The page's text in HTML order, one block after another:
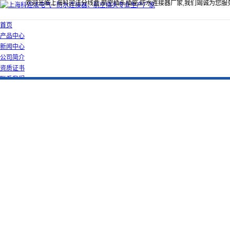
欢迎光临上海科迎法分线盒,航空插头插座,防水连接器厂家,我们竭诚为您服
首页
产品中心
新闻中心
公司简介
资质证书
联系我们